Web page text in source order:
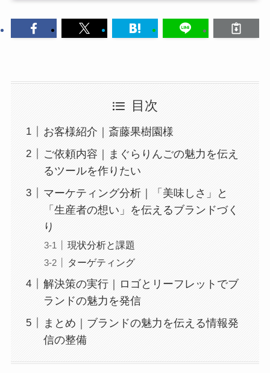
目次
お客様紹介｜斎藤果樹園様
ご依頼内容｜まぐらりんごの魅力を伝え
るツールを作りたい
マーケティング分析｜「美味しさ」と
「生産者の想い」を伝えるブランドづく
り
現状分析と課題
ターゲティング
解決策の実行｜ロゴとリーフレットでブ
ランドの魅力を発信
まとめ｜ブランドの魅力を伝える情報発
信の整備